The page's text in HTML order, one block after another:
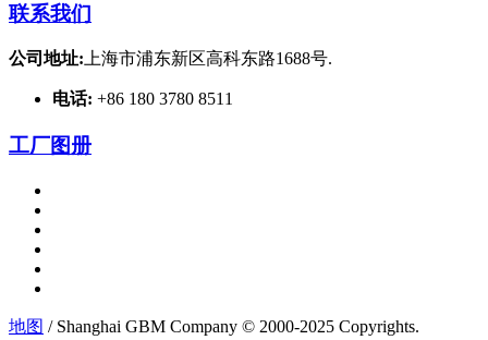
联系我们
公司地址:上海市浦东新区高科东路1688号.
电话: +86 180 3780 8511
工厂图册
地图 / Shanghai GBM Company © 2000-2025 Copyrights.